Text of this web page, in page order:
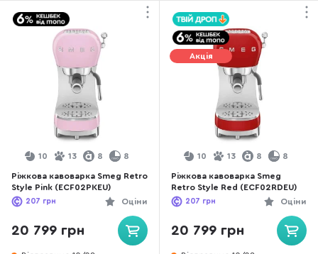
10 13 8 8
Ріжкова кавоварка Smeg Retro
Style Pink (ECF02PKEU)
Оціни
207 грн
20 799 грн
Акція
10 13 8 8
Ріжкова кавоварка Smeg
Retro Style Red (ECF02RDEU)
Оціни
207 грн
20 799 грн